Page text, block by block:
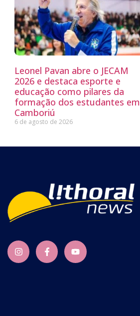
Leonel Pavan abre o JECAM
2026 e destaca esporte e
educação como pilares da
formação dos estudantes em
Camboriú
6 de agosto de 2026